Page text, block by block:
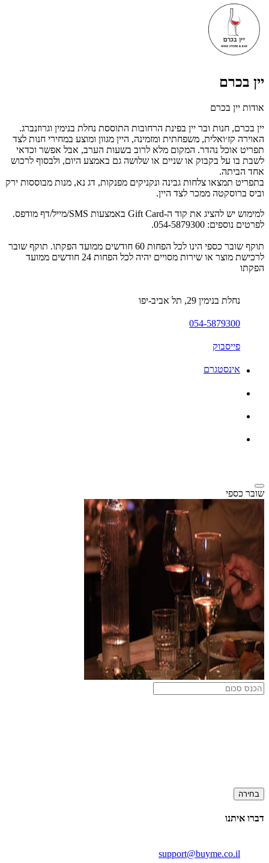
יין בכרם
אודות יין בכרם
יין בכרם, חנות ובר יין בפינת הרחובות התוססת נחלת בנימין וגרוזנברג.
האוירה קז׳ואלית, משפחתית ומזמינה, היין מגוון ומוצע במחירי חנות לצד
תפריט אוכל נהדר. המקום מלא לרוב בשעות הערב, אבל אפשר וכדאי
לשבת בו על בקבוק או שניים או שלושה גם באמצע היום, ולבסוף לרכוש
אחד הביתה.
בתפריט תמצאו צלחות גבינה ונקניקים מפנקות, דג נא, מנות מבוססות ירק
וביס ברוסקטה ממכר לצד היין.
למימוש יש להציג את קוד ה-Gift Card באמצעות SMS/מייל/דף מודפס.
לפרטים נוספים: 054-5879300.
תוקף שובר כספי הינו לכל הפחות 60 חודשים ממועד הפקתו. תוקף שובר
לרכישת מוצר או שירות מסויים יהיה לכל הפחות 24 חודשים ממועד
הפקתו
נחלת בנימין 29, תל אביב-יפו
054-5879300
פייסבוק
אינסטגרם
שובר כספי
בחירה
דברו איתנו
support@buyme.co.il